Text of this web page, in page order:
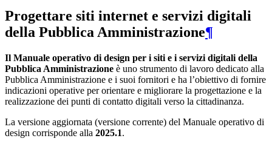
Progettare siti internet e servizi digitali
della Pubblica Amministrazione¶
Il Manuale operativo di design per i siti e i servizi digitali della
Pubblica Amministrazione è uno strumento di lavoro dedicato alla
Pubblica Amministrazione e i suoi fornitori e ha l’obiettivo di fornire
indicazioni operative per orientare e migliorare la progettazione e la
realizzazione dei punti di contatto digitali verso la cittadinanza.
La versione aggiornata (versione corrente) del Manuale operativo di
design corrisponde alla 2025.1.